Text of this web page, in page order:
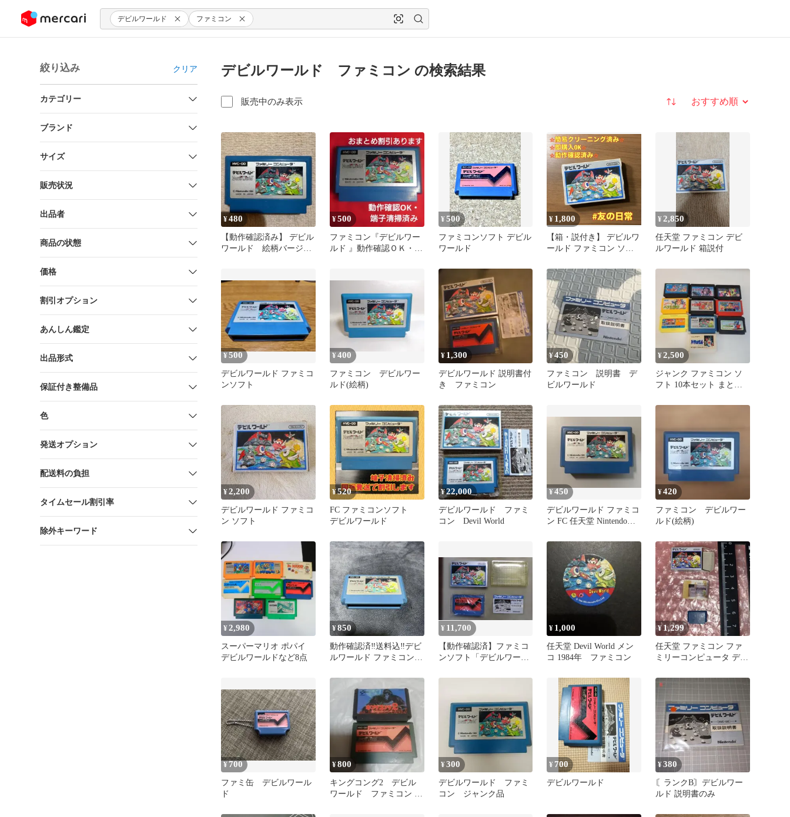
ツにスキップ デビルワールド ファミコン
絞り込み クリア
カテゴリー
ブランド
サイズ
販売状況
出品者
商品の状態
価格
割引オプション
あんしん鑑定
出品形式
保証付き整備品
色
発送オプション
配送料の負担
タイムセール割引率
除外キーワード
デビルワールド ファミコン の検索結果
販売中のみ表示 並び替え
¥480
【動作確認済み】 デビル
ワールド 絵柄バージョ
¥500
ファミコン『デビルワー
ルド 』動作確認ＯＫ・端
¥500
ファミコンソフト デビル
ワールド
¥ 1,800
【箱・説付き】 デビルワ
ールド ファミコン ソフ
37
¥ 2,850
任天堂 ファミコン デビ
ルワールド 箱説付
¥500
デビルワールド ファミコ
ンソフト
¥400
ファミコン デビルワー
ルド(絵柄)
¥ 1,300
デビルワールド 説明書付
き ファミコン
¥450
ファミコン 説明書 デ
ビルワールド
¥2,500
ジャンク ファミコン ソ
フト 10本セット まとめ
¥2,200
デビルワールド ファミコ
ン ソフト
¥520
FC ファミコンソフト
デビルワールド
¥22,000
デビルワールド ファミ
コン Devil World
¥450
デビルワールド ファミコ
ン FC 任天堂 Nintendo
¥420
ファミコン デビルワー
ルド(絵柄)
¥2,980
スーパーマリオ ポパイ
デビルワールドなど8点
¥850
動作確認済‼️送料込‼️デビ
ルワールド ファミコンソ
¥ 11,700
【動作確認済】ファミコ
ンソフト「デビルワール
¥ 1,000
任天堂 Devil World メン
コ 1984年 ファミコン
¥ 1,299
任天堂 ファミコン ファ
ミリーコンピュータ デビ
チュア
¥ 700
ファミ缶 デビルワール
ド
¥800
キングコング2 デビル
ワールド ファミコン 起
¥300
デビルワールド ファミ
コン ジャンク品
¥ 700
デビルワールド
¥380
〘ランクB〙デビルワー
ルド 説明書のみ